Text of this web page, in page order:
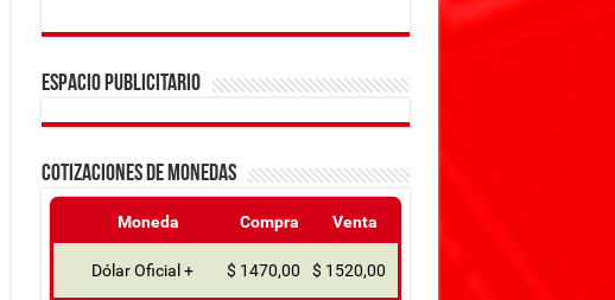
ESPACIO PUBLICITARIO
COTIZACIONES DE MONEDAS
Moneda Compra Venta
Dólar Oficial + $ 1470,00 $ 1520,00